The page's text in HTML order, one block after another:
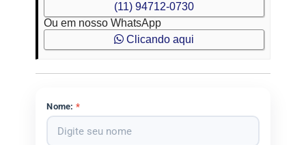
(11) 94712-0730
Ou em nosso WhatsApp
Clicando aqui
Nome: *